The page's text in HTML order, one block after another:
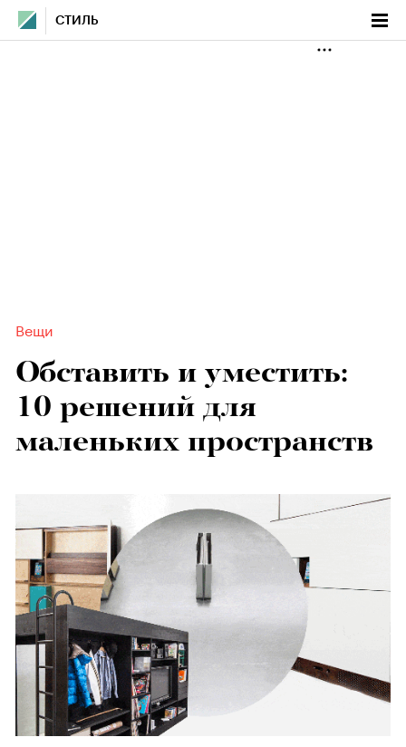
СТИЛЬ
Вещи
Обставить и уместить:
10 решений для
маленьких пространств